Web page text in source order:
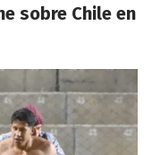
sobre Chile en